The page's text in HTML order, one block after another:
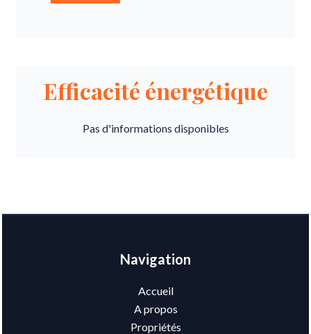
Efficacité énergétique
Pas d'informations disponibles
Navigation
Accueil
A propos
Propriétés